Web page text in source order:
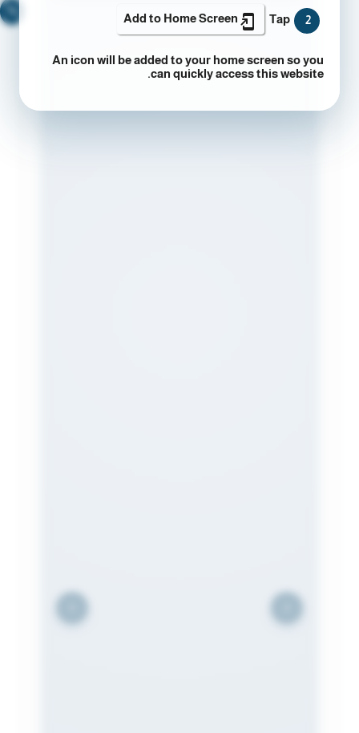
2
Tap
Add to Home Screen
An icon will be added to your home screen so you
can quickly access this website.